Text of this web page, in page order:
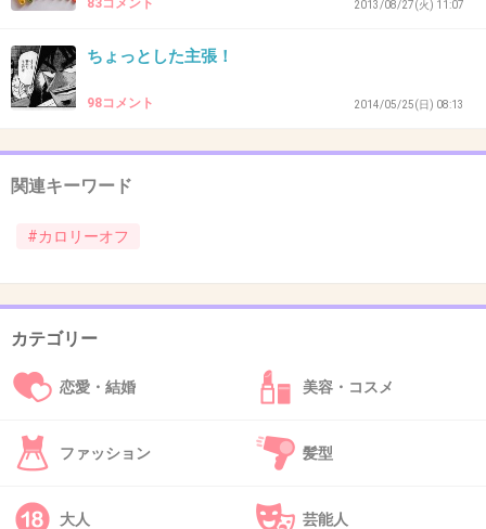
カップ焼きそばのソースの上澄みの油だけちょっと捨てて
る
>>26
+2 -2
35. 匿名
店でも家でも、揚げ物の端っこの衣の塊みたいなのは食べ
ない
83コメント 2013/08/27(火) 11:07
ちょっとした主張！
98コメント 2014/05/25(日) 08:13
関連キーワード
#カロリーオフ
カテゴリー
恋愛・結婚 美容・コスメ
ファッション 髪型
大人 芸能人